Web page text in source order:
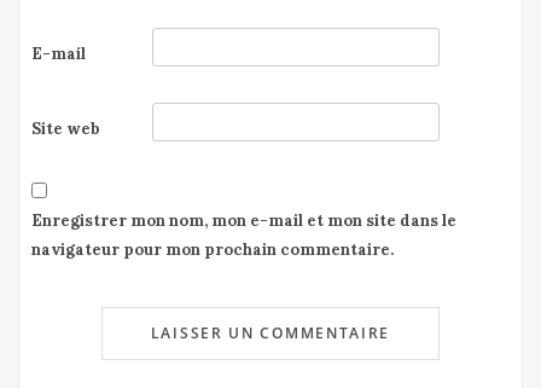
E-mail
Site web
Enregistrer mon nom, mon e-mail et mon site dans le
navigateur pour mon prochain commentaire.